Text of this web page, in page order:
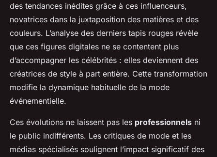
des tendances inédites grâce à ces influenceurs,
novatrices dans la juxtaposition des matières et des
couleurs. L’analyse des derniers tapis rouges révèle
que ces figures digitales ne se contentent plus
d’accompagner les célébrités : elles deviennent des
créatrices de style à part entière. Cette transformation
modifie la dynamique habituelle de la mode
événementielle.
Ces évolutions ne laissent pas les professionnels ni
le public indifférents. Les critiques de mode et les
médias spécialisés soulignent l’impact significatif des